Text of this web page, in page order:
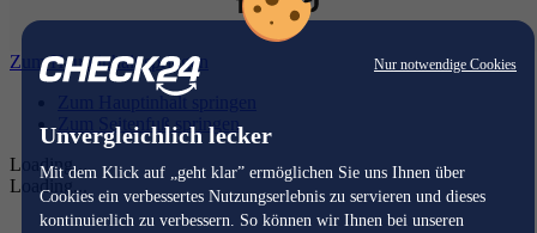
Nur notwendige Cookies
Unvergleichlich lecker
Mit dem Klick auf „geht klar” ermöglichen Sie uns Ihnen über
Cookies ein verbessertes Nutzungserlebnis zu servieren und dieses
kontinuierlich zu verbessern. So können wir Ihnen bei unseren
Zum Hauptinhalt springen
Zum Hauptinhalt springen
Zum Seitenfuß springen
Loading...
Loading...